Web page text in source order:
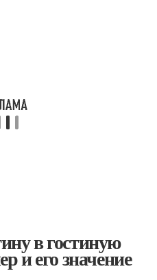
в гостиную
и его значение